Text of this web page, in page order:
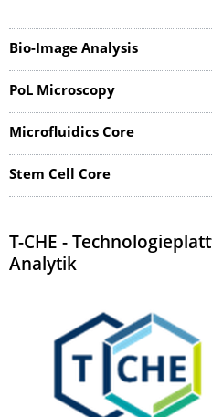
Bio-Image Analysis
PoL Microscopy
Microfluidics Core
Stem Cell Core
T-CHE -
Analytik